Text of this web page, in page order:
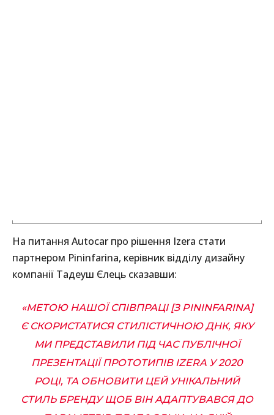
На питання Autocar про рішення Izera стати
партнером Pininfarina, керівник відділу дизайну
компанії Тадеуш Єлець сказавши:
«МЕТОЮ НАШОЇ СПІВПРАЦІ [З PININFARINA]
Є СКОРИСТАТИСЯ СТИЛІСТИЧНОЮ ДНК, ЯКУ
МИ ПРЕДСТАВИЛИ ПІД ЧАС ПУБЛІЧНОЇ
ПРЕЗЕНТАЦІЇ ПРОТОТИПІВ IZERA У 2020
РОЦІ, ТА ОБНОВИТИ ЦЕЙ УНІКАЛЬНИЙ
СТИЛЬ БРЕНДУ ЩОБ ВІН АДАПТУВАВСЯ ДО